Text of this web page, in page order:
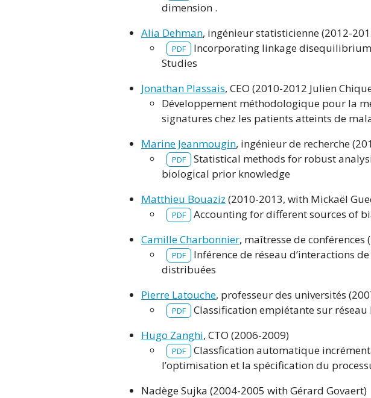
dimension .
Alia Dehman, ingénieur statisticienne (2012-
PDF
Incorporating linkage
Studies
Jonathan Plassais, CEO (2010-2012 Julien
Développement méthodologique pour la
signatures chez les patients atteints de
Marine Jeanmougin, ingénieur de recherche
PDF
Statistical methods for robust
biological prior knowledge
Matthieu Bouaziz (2010-2013, with Mickaël
PDF
Accounting for different sources of
Camille Charbonnier, maîtresse de
PDF
Inférence de réseau d’interactions
distribuées
Pierre Latouche, professeur des universités
PDF
Classification empiétante sur
Hugo Zanghi, CTO (2006-2009)
PDF
Classfication automatique
l’optimisation et la spécification du
Nadège Sujka (2004-2005 with Gérard Govaert)